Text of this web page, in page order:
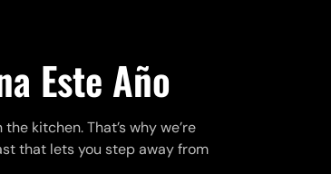
Este Año
kitchen. That’s why we’re
that lets you step away from